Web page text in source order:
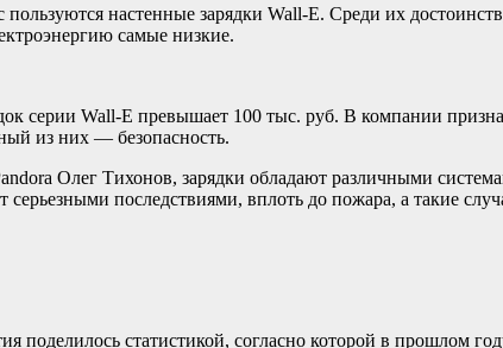
настенные зарядки Wall-E. Среди их
самые низкие.
серии Wall-E превышает 100 тыс. руб. В компании
из них — безопасность.
Олег Тихонов, зарядки обладают различными
серьезными последствиями, вплоть до пожара, а такие
поделилось статистикой, согласно которой в прошлом